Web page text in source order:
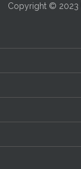
Copyright © 2023